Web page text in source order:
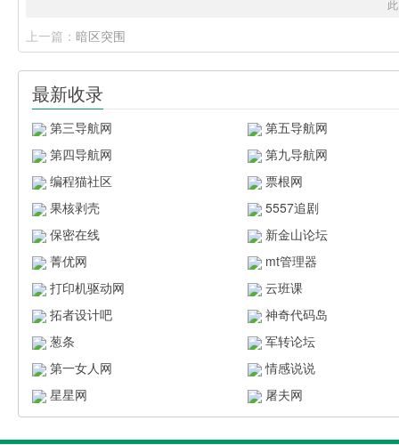
上一篇： 暗区突围
最新收录
第三导航网
第五导航网
第四导航网
第九导航网
编程猫社区
票根网
果核剥壳
5557追剧
保密在线
新金山论坛
菁优网
mt管理器
打印机驱动网
云班课
拓者设计吧
神奇代码岛
葱条
军转论坛
第一女人网
情感说说
星星网
屠夫网